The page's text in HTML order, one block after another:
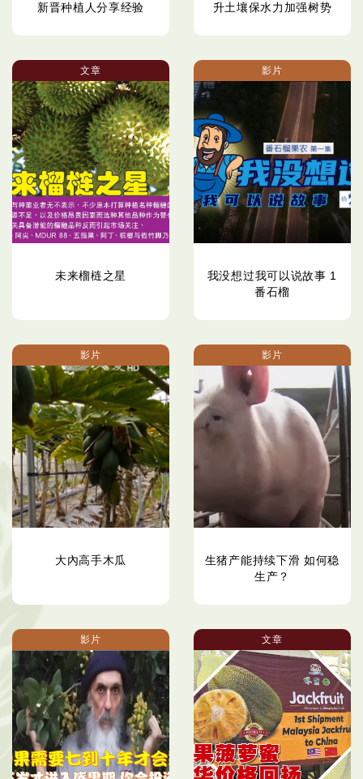
新晋种植人分享经验
升土壤保水力加强树势
文章
未来榴梿之星
影片
我没想过我可以说故事 1
番石榴
影片
大內高手木瓜
影片
生猪产能持续下滑 如何稳
生产？
影片 文章